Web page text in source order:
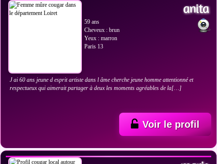
anita
59 ans
Cheveux : brun
Yeux : marron
Paris 13
J ai 60 ans jeune d esprit artiste dans l âme cherche jeune homme attentionné et
respectueux qui aimerait partager à deux les moments agréables de la[…]
Voir le profil